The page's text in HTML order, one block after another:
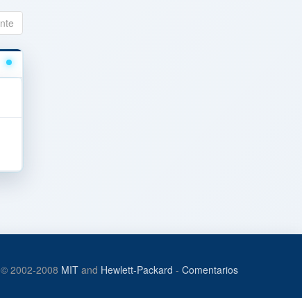
2002-2008 MIT and Hewlett-Packard - Comentarios